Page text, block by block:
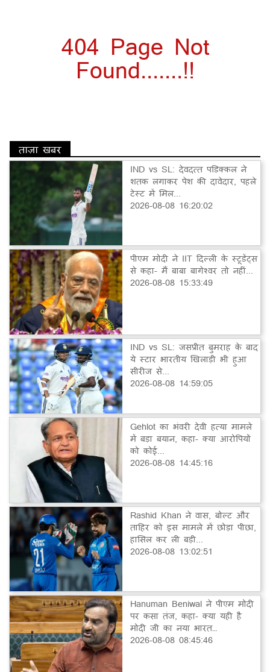
404 Page Not
Found.......!!
ताज़ा खबर
IND vs SL: देवदत्त पडिक्कल ने
शतक लगाकर पेश की दावेदार, पहले
टेस्ट में मिल...
2026-08-08 16:20:02
पीएम मोदी ने IIT दिल्ली के स्टूडेंट्स
से कहा- मैं बाबा बागेश्वर तो नहीं...
2026-08-08 15:33:49
IND vs SL: जसप्रीत बुमराह के बाद
ये स्टार भारतीय खिलाड़ी भी हुआ
सीरीज से...
2026-08-08 14:59:05
Gehlot का भंवरी देवी हत्या मामले
में बड़ा बयान, कहा- क्या आरोपियों
को कोई...
2026-08-08 14:45:16
Rashid Khan ने वास, बोल्ट और
ताहिर को इस मामले में छोड़ा पीछा,
हासिल कर ली बड़ी...
2026-08-08 13:02:51
Hanuman Beniwal ने पीएम मोदी
पर कसा तंज, कहा- क्या यही है
मोदी जी का नया भारत…
2026-08-08 08:45:46